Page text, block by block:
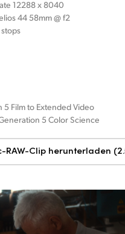
12288 x 8040
44 58mm @ f2
5 Film to Extended Video
5 Color Science
RAW-Clip herunterladen